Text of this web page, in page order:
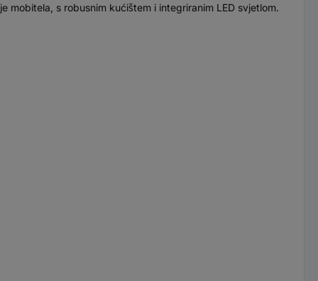
mobitela, s robusnim kućištem i integriranim LED svjetlom.